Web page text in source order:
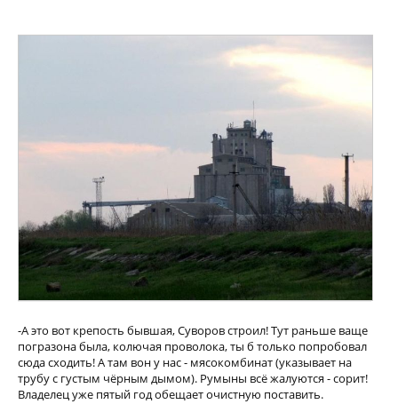
-А это вот крепость бывшая, Суворов строил! Тут раньше ваще
погразона была, колючая проволока, ты б только попробовал
сюда сходить! А там вон у нас - мясокомбинат (указывает на
трубу с густым чёрным дымом). Румыны всё жалуются - сорит!
Владелец уже пятый год обещает очистную поставить.